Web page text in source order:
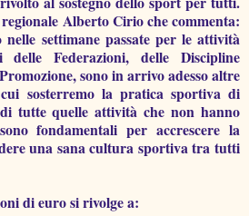
regionale Alberto Cirio che commenta:
settimane passate per le attività
delle Federazioni, delle Discipline
sono in arrivo adesso altre
sosterremo la pratica sportiva di
tutte quelle attività che non hanno
fondamentali per accrescere la
una sana cultura sportiva tra tutti
di euro si rivolge a: